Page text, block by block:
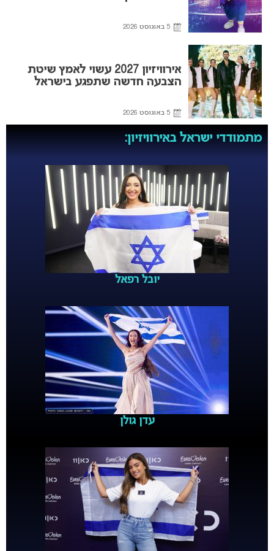
5 באוגוסט 2026
אירוויזיון 2027 עשוי לאמץ שיטת
הצבעה חדשה שתפגע בישראל
5 באוגוסט 2026
מתמודדי ישראל באירוויזיון:
יובל רפאל
עדן גולן